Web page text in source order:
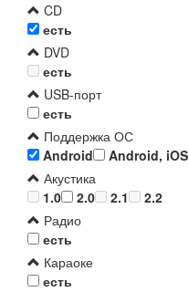
CD
есть
DVD
есть
USB-порт
есть
Поддержка ОС
Android
Android, iOS
Акустика
1.0
2.0 2.1
2.2
Радио
есть
Караоке
есть